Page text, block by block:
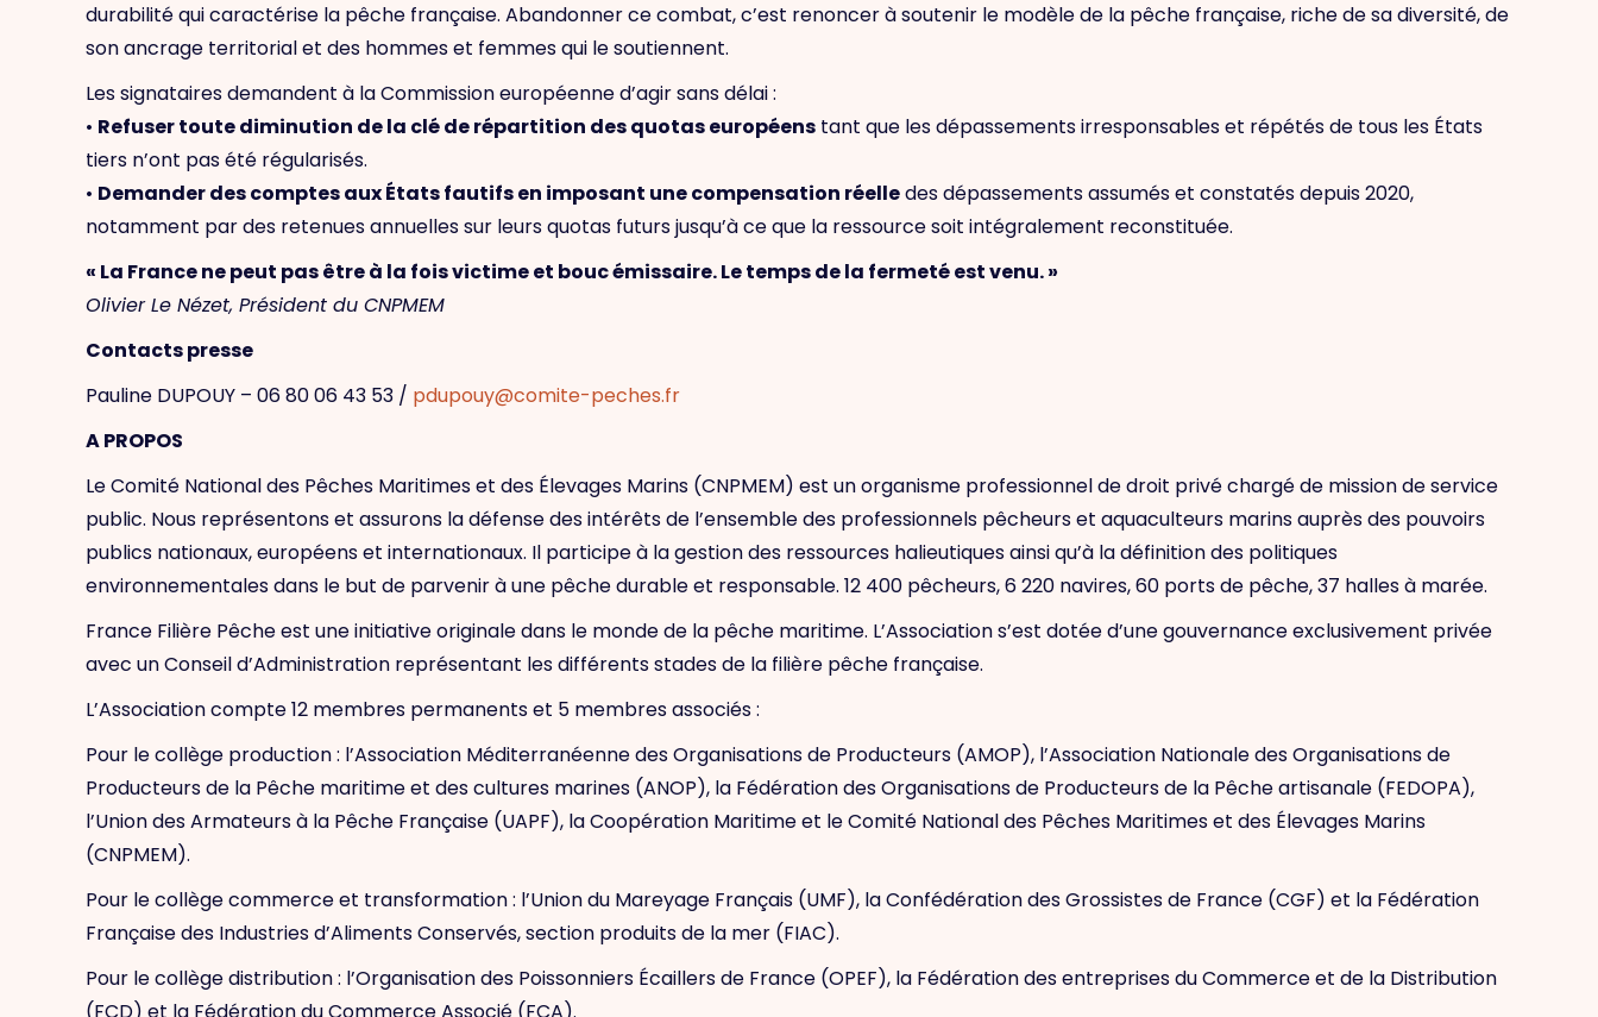
durabilité qui caractérise la pêche française. Abandonner ce combat, c’est renoncer à soutenir le modèle de la pêche française, riche de sa diversité, de
son ancrage territorial et des hommes et femmes qui le soutiennent.
Les signataires demandent à la Commission européenne d’agir sans délai :
• Refuser toute diminution de la clé de répartition des quotas européens tant que les dépassements irresponsables et répétés de tous les États
tiers n’ont pas été régularisés.
• Demander des comptes aux États fautifs en imposant une compensation réelledes dépassements assumés et constatés depuis 2020,
notamment par des retenues annuelles sur leurs quotas futurs jusqu’à ce que la ressource soit intégralement reconstituée.
« La France ne peut pas être à la fois victime et bouc émissaire. Le temps de la fermeté est venu. »
Olivier Le Nézet, Président du CNPMEM
Contacts presse
Pauline DUPOUY – 06 80 06 43 53 / pdupouy@comite-peches.fr
A PROPOS
Le Comité National des Pêches Maritimes et des Élevages Marins (CNPMEM) est un organisme professionnel de droit privé chargé de mission de service
public. Nous représentons et assurons la défense des intérêts de l’ensemble des professionnels pêcheurs et aquaculteurs marins auprès des pouvoirs
publics nationaux, européens et internationaux. Il participe à la gestion des ressources halieutiques ainsi qu’à la définition des politiques
environnementales dans le but de parvenir à une pêche durable et responsable. 12 400 pêcheurs, 6 220 navires, 60 ports de pêche, 37 halles à marée.
France Filière Pêche est une initiative originale dans le monde de la pêche maritime. L’Association s’est dotée d’une gouvernance exclusivement privée
avec un Conseil d’Administration représentant les différents stades de la filière pêche française.
L’Association compte 12 membres permanents et 5 membres associés :
Pour le collège production : l’Association Méditerranéenne des Organisations de Producteurs (AMOP), l’Association Nationale des Organisations de
Producteurs de la Pêche maritime et des cultures marines (ANOP), la Fédération des Organisations de Producteurs de la Pêche artisanale (FEDOPA),
l’Union des Armateurs à la Pêche Française (UAPF), la Coopération Maritime et le Comité National des Pêches Maritimes et des Élevages Marins
(CNPMEM).
Pour le collège commerce et transformation : l’Union du Mareyage Français (UMF), la Confédération des Grossistes de France (CGF) et la Fédération
Française des Industries d’Aliments Conservés, section produits de la mer (FIAC).
Pour le collège distribution : l’Organisation des Poissonniers Écaillers de France (OPEF), la Fédération des entreprises du Commerce et de la Distribution